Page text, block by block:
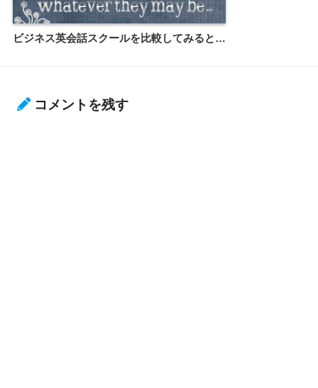
ビジネス英会話スクールを比較してみると…
コメントを残す